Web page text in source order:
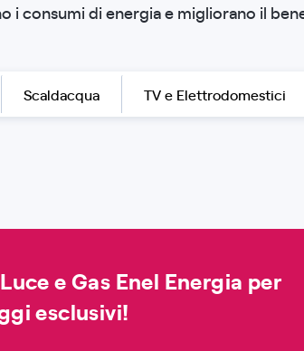
i consumi di energia e migliorano il
Scaldacqua TV e Elettrodomestici
e Gas Enel Energia per
esclusivi!